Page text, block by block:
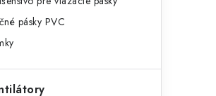
pásky PVC